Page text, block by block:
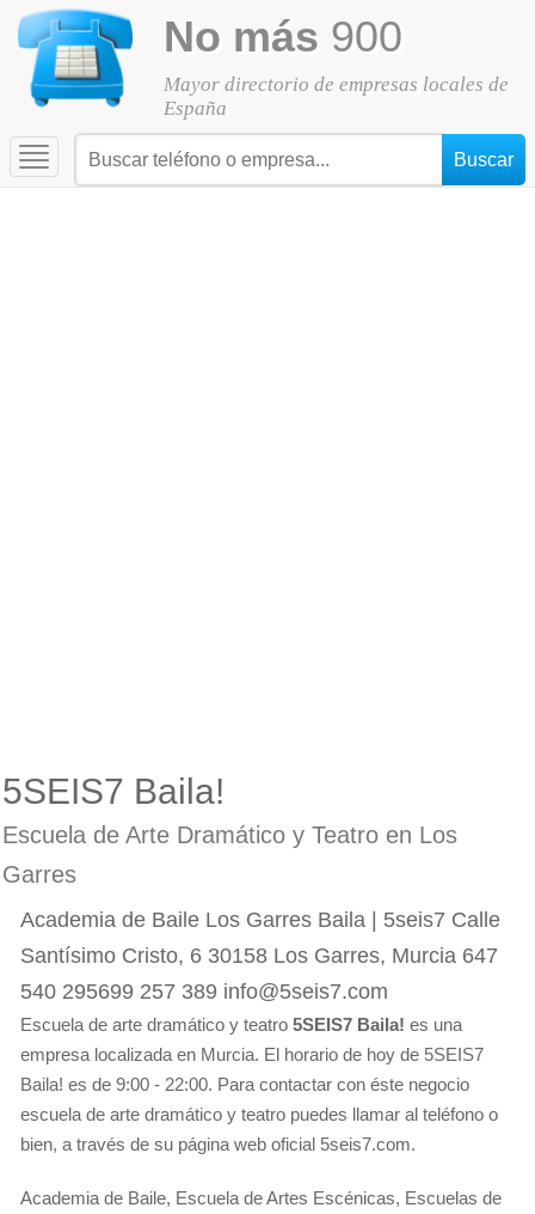
No más 900
Mayor directorio de empresas locales de
España
Toggle
navigation
5SEIS7 Baila!
Escuela de Arte Dramático y Teatro en Los
Garres
Academia de Baile Los Garres Baila | 5seis7 Calle
Santísimo Cristo, 6 30158 Los Garres, Murcia 647
540 295699 257 389 info@5seis7.com
Escuela de arte dramático y teatro 5SEIS7 Baila! es una
empresa localizada en Murcia. El horario de hoy de 5SEIS7
Baila! es de 9:00 - 22:00. Para contactar con éste negocio
escuela de arte dramático y teatro puedes llamar al teléfono o
bien, a través de su página web oficial 5seis7.com.
Academia de Baile, Escuela de Artes Escénicas, Escuelas de